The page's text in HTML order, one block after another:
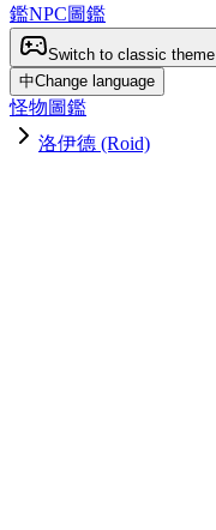
鑑NPC圖鑑
Switch to classic theme
中Change language
怪物圖鑑
洛伊德 (Roid)